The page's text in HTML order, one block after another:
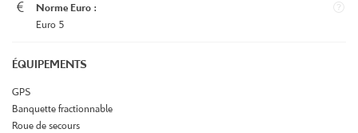
Le Bon Coin
Actualités

Norme Euro :
Euro 5
ÉQUIPEMENTS
GPS
Banquette fractionnable
Roue de secours